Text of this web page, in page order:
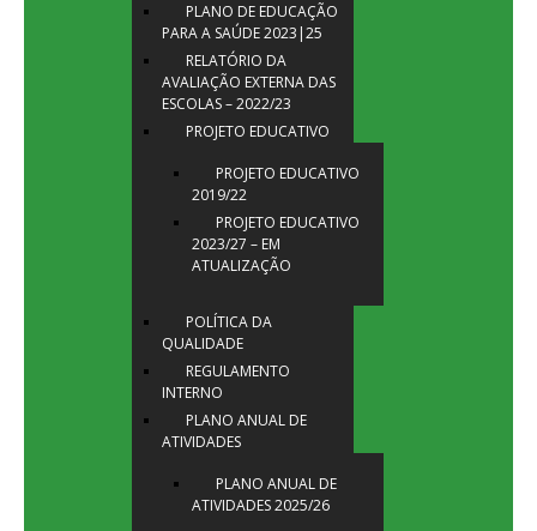
PLANO DE EDUCAÇÃO
PARA A SAÚDE 2023|25
RELATÓRIO DA
AVALIAÇÃO EXTERNA DAS
ESCOLAS – 2022/23
PROJETO EDUCATIVO
PROJETO EDUCATIVO
2019/22
PROJETO EDUCATIVO
2023/27 – EM
ATUALIZAÇÃO
POLÍTICA DA
QUALIDADE
REGULAMENTO
INTERNO
PLANO ANUAL DE
ATIVIDADES
PLANO ANUAL DE
ATIVIDADES 2025/26